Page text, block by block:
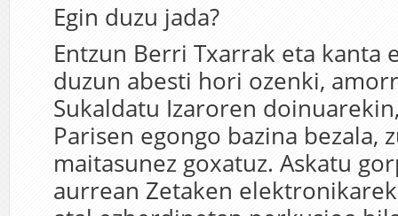
Egin duzu jada?
Entzun Berri Txarrak eta kanta
duzun abesti hori ozenki,
Sukaldatu Izaroren
Parisen egongo bazina bezala,
maitasunez goxatuz. Askatu
aurrean Zetaken